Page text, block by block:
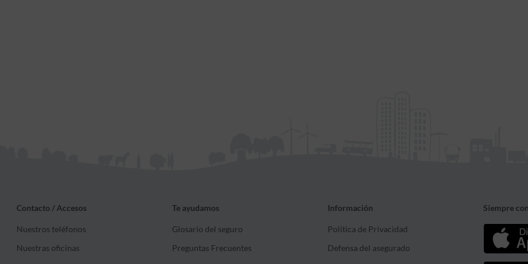
Contacto / Accesos
Nuestros teléfonos
Nuestras oficinas
Te ayudamos
Glosario del seguro
Preguntas Frecuentes
Información
Política de Privacidad
Defensa del asegurado
Siempre